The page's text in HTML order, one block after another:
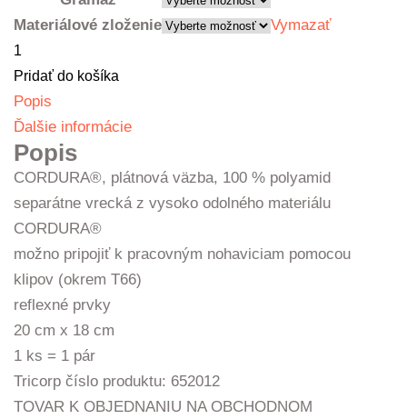
Materiálové zloženie
Vymazať
množstvo
Produkt
Pridať do košíka
Popis
Ďalšie informácie
Popis
CORDURA®, plátnová väzba, 100 % polyamid
separátne vrecká z vysoko odolného materiálu
CORDURA®
možno pripojiť k pracovným nohaviciam pomocou
klipov (okrem T66)
reflexné prvky
20 cm x 18 cm
1 ks = 1 pár
Tricorp číslo produktu: 652012
TOVAR K OBJEDNANIU NA OBCHODNOM